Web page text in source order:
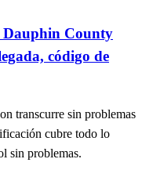
Dauphin County
código de
transcurre sin problemas
cubre todo lo
sin problemas.